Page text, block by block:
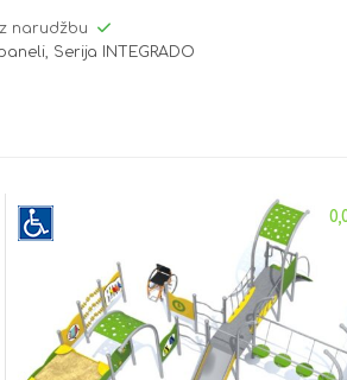
narudžbu
Serija INTEGRADO